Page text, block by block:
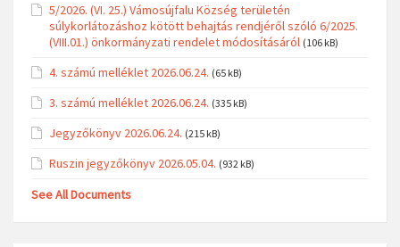
5/2026. (VI. 25.) Vámosújfalu Község területén
súlykorlátozáshoz kötött behajtás rendjéről szóló 6/2025.
(VIII.01.) önkormányzati rendelet módosításáról (106 kB)
4. számú melléklet 2026.06.24. (65 kB)
3. számú melléklet 2026.06.24. (335 kB)
Jegyzőkönyv 2026.06.24. (215 kB)
Ruszin jegyzőkönyv 2026.05.04. (932 kB)
See All Documents